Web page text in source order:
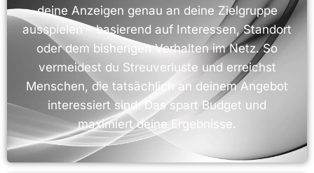
deine Anzeigen genau an deine Zielgruppe
ausspielen – basierend auf Interessen, Standort
oder dem bisherigen Verhalten im Netz. So
vermeidest du Streuverluste und erreichst
Menschen, die tatsächlich an deinem Angebot
interessiert sind. Das spart Budget und
maximiert deine Ergebnisse.